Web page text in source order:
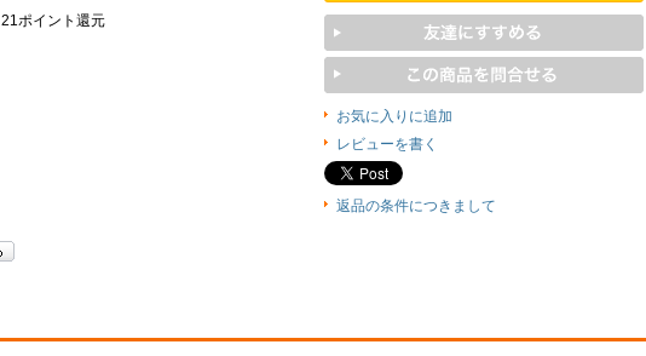
21ポイント還元
お気に入りに追加
レビューを書く
返品の条件につきまして